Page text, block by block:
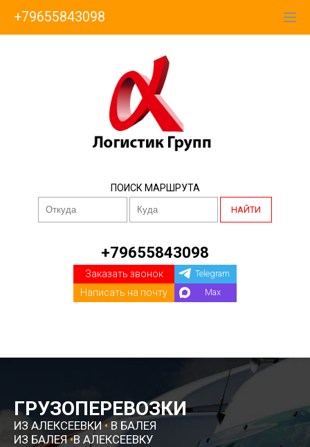
+79655843098
ПОИСК МАРШРУТА
НАЙТИ
+79655843098
Заказать звонок
Написать на почту
Telegram
Max
ГРУЗОПЕРЕВОЗКИ
ИЗ АЛЕКСЕЕВКИ• В БАЛЕЯ
ИЗ БАЛЕЯ•В АЛЕКСЕЕВКУ